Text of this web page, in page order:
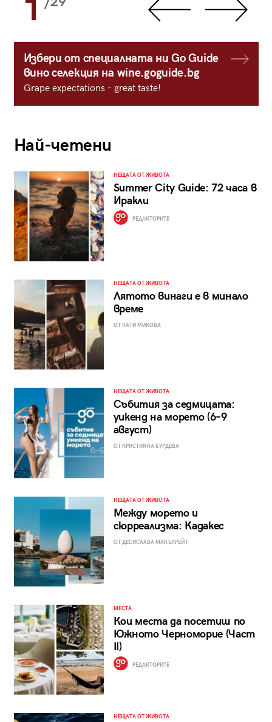
1
Избери от специалната ни Go Guide
вино селекция на wine.goguide.bg
Grape expectations - great taste!
Най-четени
НЕЩАТА ОТ ЖИВОТА
Summer City Guide: 72 часа в
Иракли
РЕДАКТОРИТЕ
НЕЩАТА ОТ ЖИВОТА
Лятото винаги е в минало
време
ОТ КАТИ МИКОВА
НЕЩАТА ОТ ЖИВОТА
Събития за седмицата:
уикенд на морето (6–9
август)
ОТ КРИСТИЯНА БУРДЕВА
НЕЩАТА ОТ ЖИВОТА
Между морето и
сюрреализма: Кадакес
ОТ ДЕСИСЛАВА МАКЪЛРЕЙТ
МЕСТА
Кои места да посетиш по
Южното Черноморие (Част
II)
РЕДАКТОРИТЕ
НЕЩАТА ОТ ЖИВОТА